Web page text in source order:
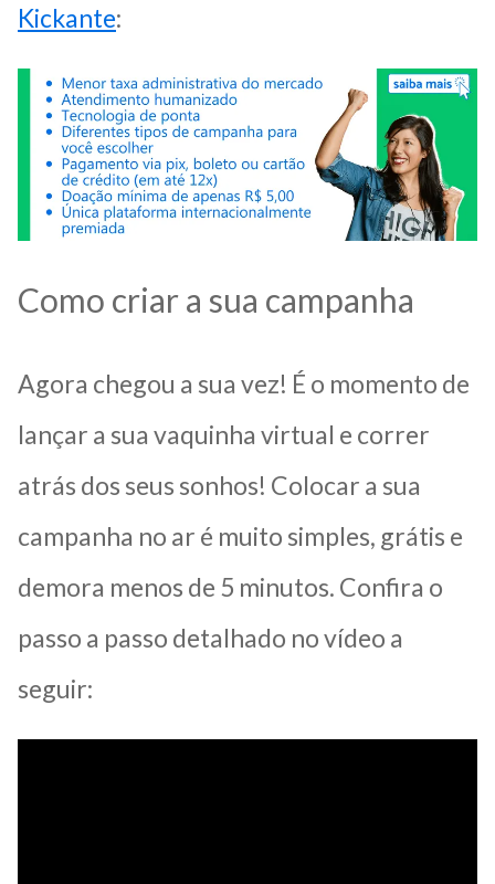
Kickante:
Como criar a sua campanha
Agora chegou a sua vez! É o momento de
lançar a sua vaquinha virtual e correr
atrás dos seus sonhos! Colocar a sua
campanha no ar é muito simples, grátis e
demora menos de 5 minutos. Confira o
passo a passo detalhado no vídeo a
seguir: